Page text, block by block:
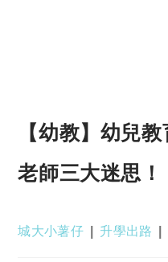
【幼教】幼兒
老師三大迷思！
Post
城大小薯仔
Post
升學出路